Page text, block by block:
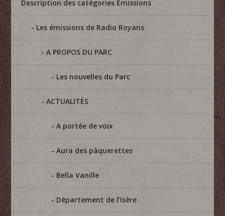
Description des catégories Emissions
Les émissions de Radio Royans
A PROPOS DU PARC
Les nouvelles du Parc
ACTUALITÉS
A portée de voix
Aura des pâquerettes
Bella Vanille
Département de l'Isère